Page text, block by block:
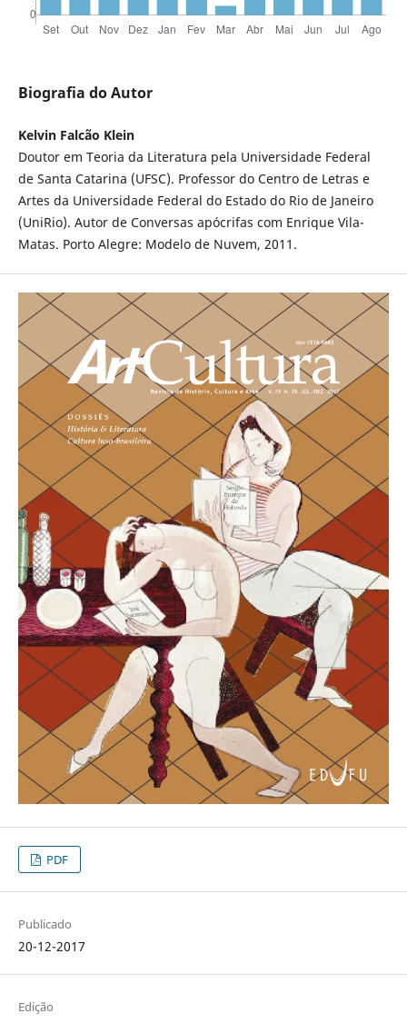
Biografia do Autor
Kelvin Falcão Klein
Doutor em Teoria da Literatura pela Universidade Federal
de Santa Catarina (UFSC). Professor do Centro de Letras e
Artes da Universidade Federal do Estado do Rio de Janeiro
(UniRio). Autor de Conversas apócrifas com Enrique Vila-
Matas. Porto Alegre: Modelo de Nuvem, 2011.
PDF
Publicado
20-12-2017
Edição